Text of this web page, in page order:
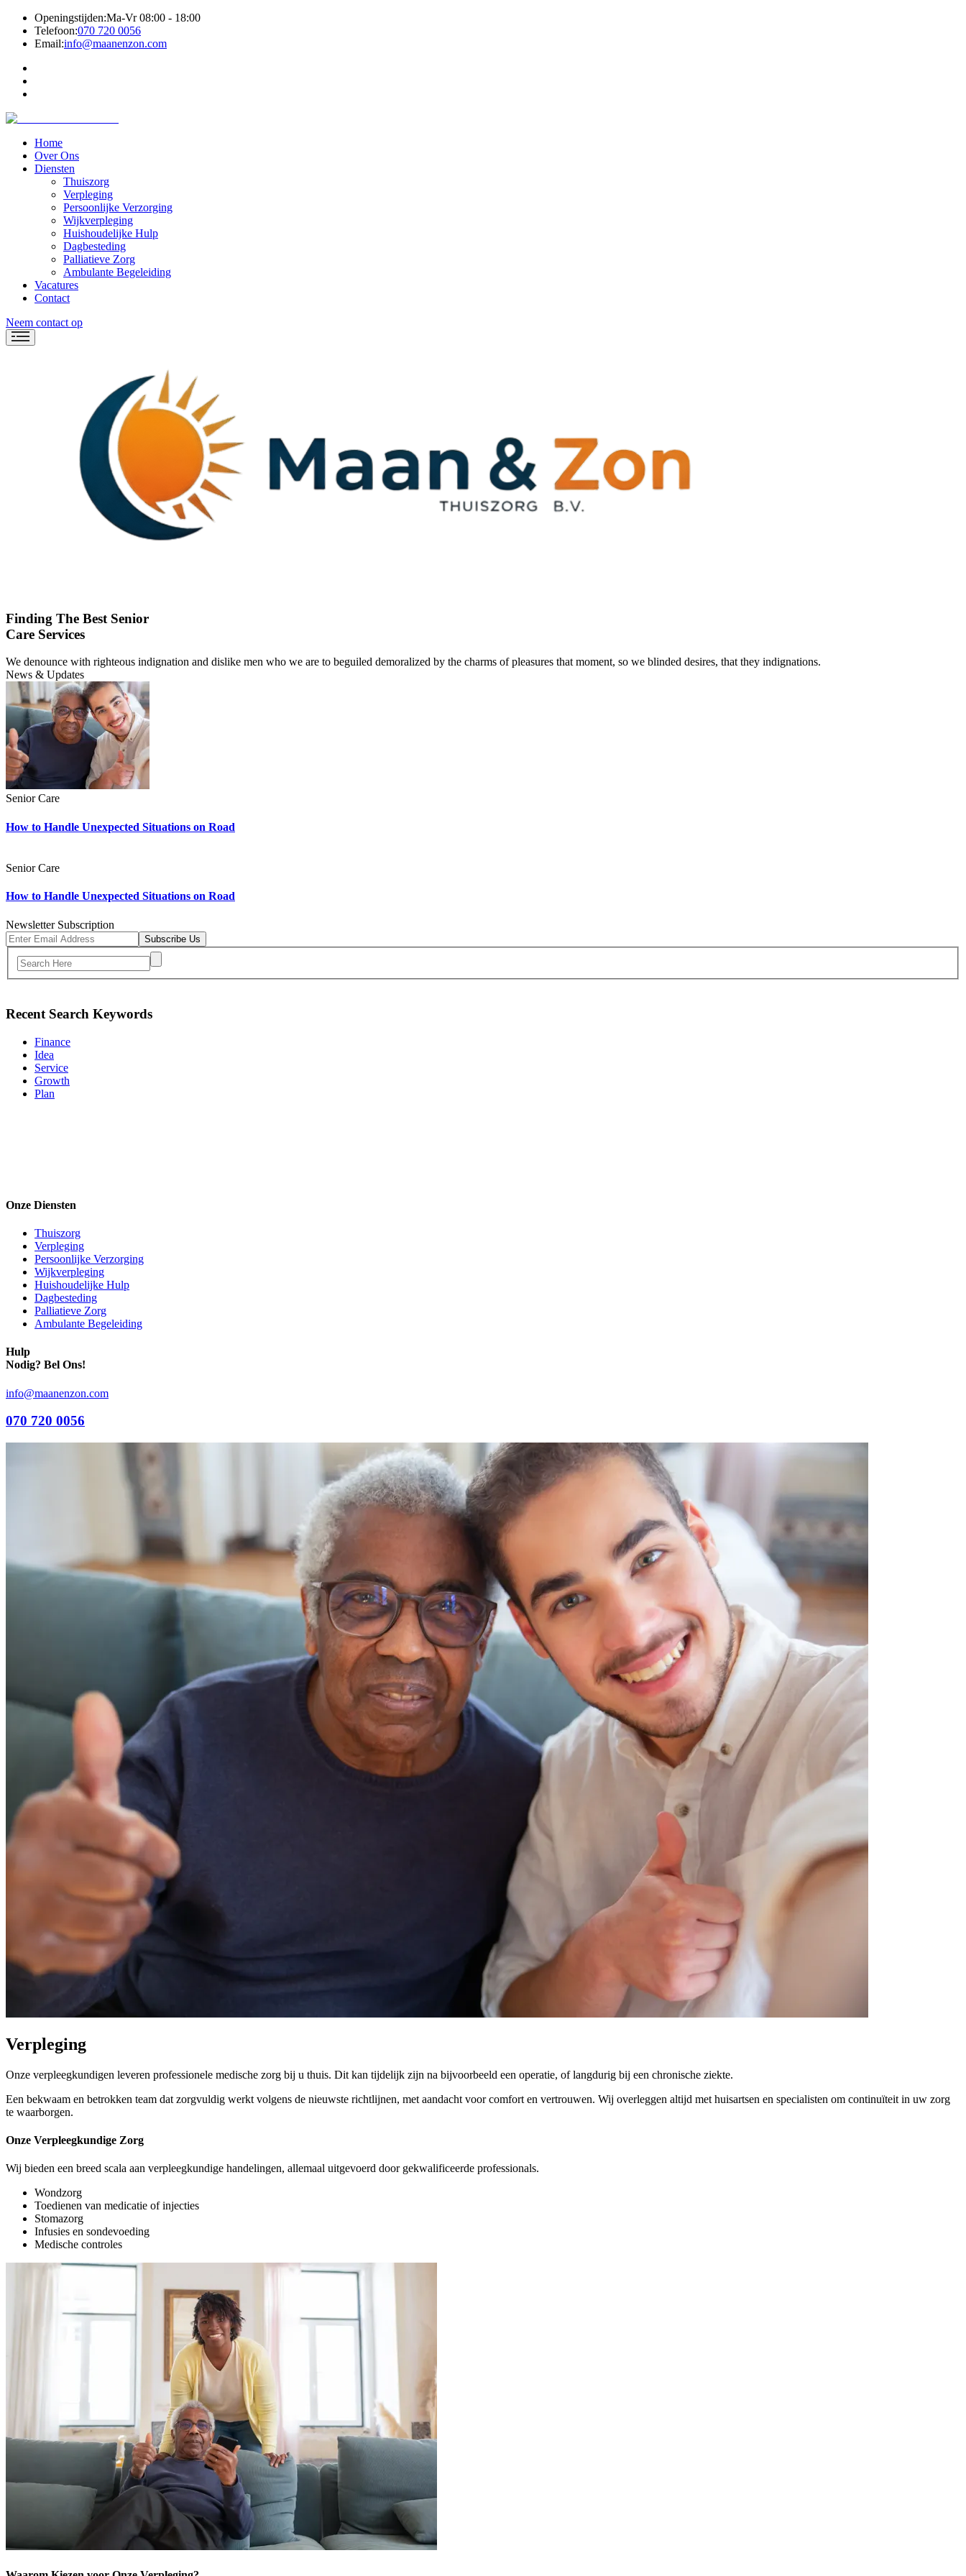
Openingstijden:Ma-Vr 08:00 - 18:00
Telefoon:070 720 0056
Email:info@maanenzon.com
Home
Over Ons
Diensten
Thuiszorg
Verpleging
Persoonlijke Verzorging
Wijkverpleging
Huishoudelijke Hulp
Dagbesteding
Palliatieve Zorg
Ambulante Begeleiding
Vacatures
Contact
Neem contact op
Finding The Best Senior
Care Services
We denounce with righteous indignation and dislike men who we are to beguiled demoralized by the charms of pleasures that moment, so we blinded desires, that they indignations.
News & Updates
Senior Care
How to Handle Unexpected Situations on Road
Senior Care
How to Handle Unexpected Situations on Road
Newsletter Subscription
Subscribe Us
Recent Search Keywords
Finance
Idea
Service
Growth
Plan
Onze Diensten
Thuiszorg
Verpleging
Persoonlijke Verzorging
Wijkverpleging
Huishoudelijke Hulp
Dagbesteding
Palliatieve Zorg
Ambulante Begeleiding
Hulp
Nodig? Bel Ons!
info@maanenzon.com
070 720 0056
Verpleging
Onze verpleegkundigen leveren professionele medische zorg bij u thuis. Dit kan tijdelijk zijn na bijvoorbeeld een operatie, of langdurig bij een chronische ziekte.
Een bekwaam en betrokken team dat zorgvuldig werkt volgens de nieuwste richtlijnen, met aandacht voor comfort en vertrouwen. Wij overleggen altijd met huisartsen en specialisten om continuïteit in uw zorg
te waarborgen.
Onze Verpleegkundige Zorg
Wij bieden een breed scala aan verpleegkundige handelingen, allemaal uitgevoerd door gekwalificeerde professionals.
Wondzorg
Toedienen van medicatie of injecties
Stomazorg
Infusies en sondevoeding
Medische controles